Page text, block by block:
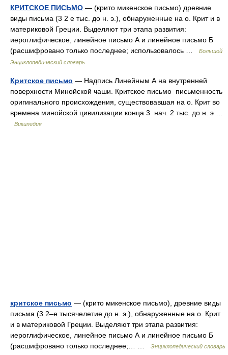
КРИТСКОЕ ПИСЬМО — (крито микенское письмо) древние
виды письма (3 2 е тыс. до н. э.), обнаруженные на о. Крит и в
материковой Греции. Выделяют три этапа развития:
иероглифическое, линейное письмо А и линейное письмо Б
(расшифровано только последнее; использовалось …
Большой
Энциклопедический словарь
Критское письмо — Надпись Линейным А на внутренней
поверхности Минойской чаши. Критское письмо письменность
оригинального происхождения, существовавшая на о. Крит во
времена минойской цивилизации конца 3 нач. 2 тыс. до н. э …
Википедия
критское письмо — (крито микенское письмо), древние виды
письма (3 2–е тысячелетие до н. э.), обнаруженные на о. Крит
и в материковой Греции. Выделяют три этапа развития:
иероглифическое, линейное письмо А и линейное письмо Б
(расшифровано только последнее;… …
Энциклопедический словарь